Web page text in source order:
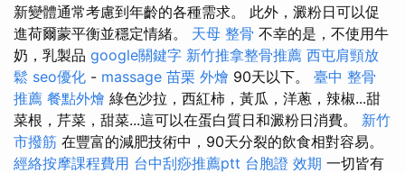
新變體通常考慮到年齡的各種需求。 此外，澱粉日可以促
進荷爾蒙平衡並穩定情緒。 天母 整骨 不幸的是，不使用牛
奶，乳製品 google關鍵字 新竹推拿整骨推薦 西屯肩頸放
鬆 seo優化 - massage 苗栗 外燴 90天以下。 臺中 整骨
推薦 餐點外燴 綠色沙拉，西紅柿，黃瓜，洋蔥，辣椒...甜
菜根，芹菜，甜菜...這可以在蛋白質日和澱粉日消費。 新竹
市撥筋 在豐富的減肥技術中，90天分裂的飲食相對容易。
經絡按摩課程費用 台中刮痧推薦ptt 台胞證 效期 一切皆有